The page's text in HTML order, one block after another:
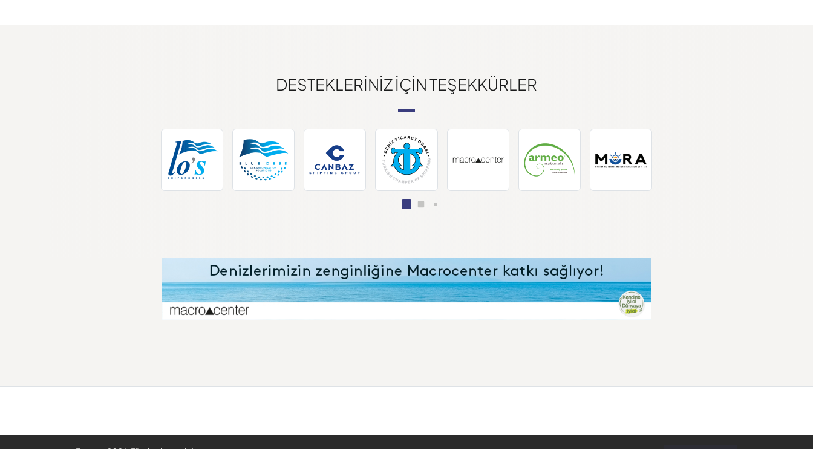
DESTEKLERINIZ IÇIN TEŞEKKÜRLER
Tusacan 2026. Tüm hakları saklıdır.